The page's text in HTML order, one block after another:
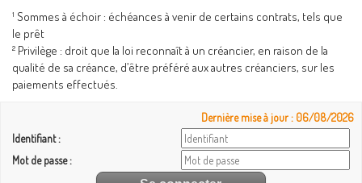
¹ Sommes à échoir : échéances à venir de certains contrats, tels que
le prêt
² Privilège : droit que la loi reconnaît à un créancier, en raison de la
qualité de sa créance, d’être préféré aux autres créanciers, sur les
paiements effectués.
Dernière mise à jour : 06/08/2026
Identifiant :
Mot de passe :